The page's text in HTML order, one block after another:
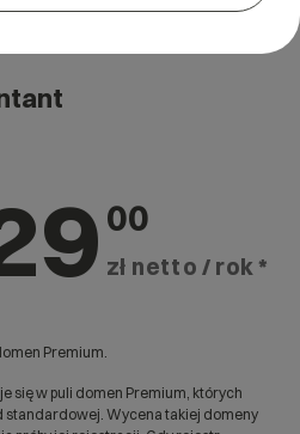
00
zł netto / rok *
Premium.
się w puli domen Premium, których
standardowej. Wycena takiej domeny